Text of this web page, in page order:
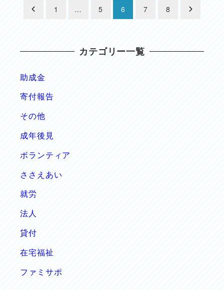
投
の
ペ
ー
ジ
送
り
1 … 5 6 7 8
カテゴリー一覧
助成金
寄付報告
その他
成年後見
ボランティア
ささえあい
就労
法人
貸付
在宅福祉
ファミサポ